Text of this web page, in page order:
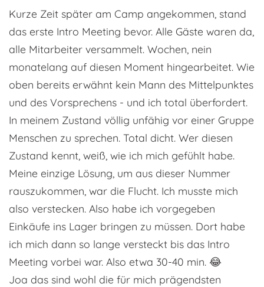
Kurze Zeit später am Camp angekommen, stand
das erste Intro Meeting bevor. Alle Gäste waren da,
alle Mitarbeiter versammelt. Wochen, nein
monatelang auf diesen Moment hingearbeitet. Wie
oben bereits erwähnt kein Mann des Mittelpunktes
und des Vorsprechens - und ich total überfordert.
In meinem Zustand völlig unfähig vor einer Gruppe
Menschen zu sprechen. Total dicht. Wer diesen
Zustand kennt, weiß, wie ich mich gefühlt habe.
Meine einzige Lösung, um aus dieser Nummer
rauszukommen, war die Flucht. Ich musste mich
also verstecken. Also habe ich vorgegeben
Einkäufe ins Lager bringen zu müssen. Dort habe
ich mich dann so lange versteckt bis das Intro
Meeting vorbei war. Also etwa 30-40 min. 😂
Joa das sind wohl die für mich prägendsten